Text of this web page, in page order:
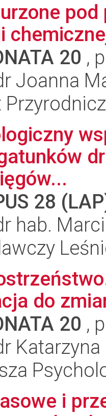
20 ,
Joanna
28
hab.
do
20 ,
Katarzyna
i